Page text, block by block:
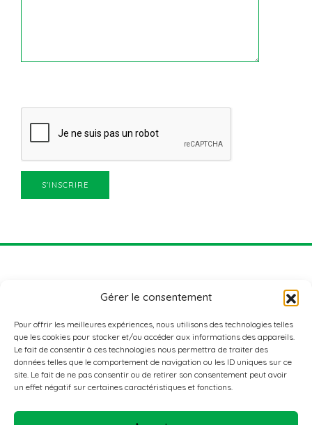
Gérer le consentement
Pour offrir les meilleures expériences, nous utilisons des technologies telles
que les cookies pour stocker et/ou accéder aux informations des appareils.
Le fait de consentir à ces technologies nous permettra de traiter des
données telles que le comportement de navigation ou les ID uniques sur ce
site. Le fait de ne pas consentir ou de retirer son consentement peut avoir
un effet négatif sur certaines caractéristiques et fonctions.
ADRESSE
Nordstad Aktiv+
3, rue de l’école agricole